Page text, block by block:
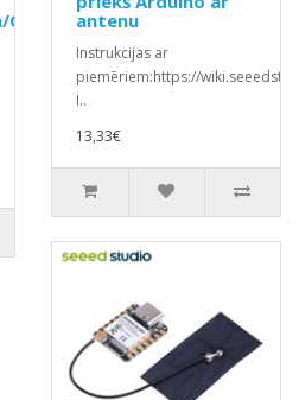
CircuitPython
antenu
Instrukcijas ar
piemēriem:https://
I..
13,33€